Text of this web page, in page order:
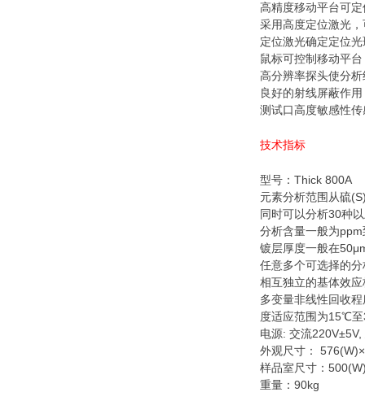
高精度移动平台可
采用高度定位激光
定位激光确定定位
鼠标可控制移动平
高分辨率探头使分
良好的射线屏蔽作用
测试口高度敏感性
技术指标
型号：Thick 800A
元素分析范围从硫
同时可以分析30种
分析含量一般为
镀层厚度一般在
任意多个可选择的
相互独立的基体效
多变量非线性回收程
度适应范围为15℃
电源: 交流
外观尺寸：
样品室尺寸：
重量：90kg